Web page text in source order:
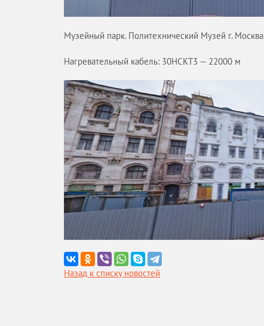
Музейный парк. Политехнический Музей г. Москва
Нагревательный кабель: 30НСКТ3 — 22000 м
Назад к списку новостей